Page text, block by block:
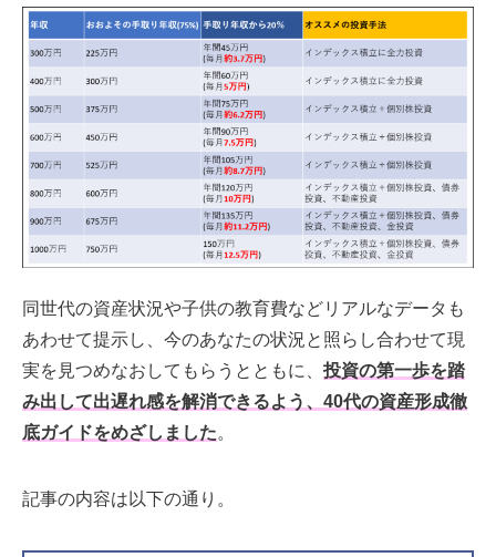
同世代の資産状況や子供の教育費などリアルなデータも
あわせて提示し、今のあなたの状況と照らし合わせて現
実を見つめなおしてもらうとともに、 投資の第一歩を踏
み出して出遅れ感を解消できるよう、40代の資産形成徹
底ガイドをめざしました。
記事の内容は以下の通り。